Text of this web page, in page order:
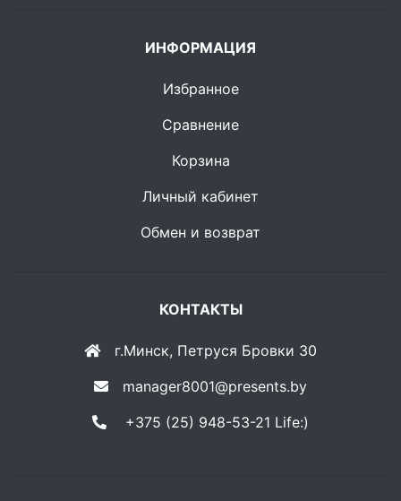
ИНФОРМАЦИЯ
Избранное
Сравнение
Корзина
Личный кабинет
Обмен и возврат
КОНТАКТЫ
г.Минск, Петруся Бровки 30
manager8001@presents.by
+375 (25) 948-53-21 Life:)